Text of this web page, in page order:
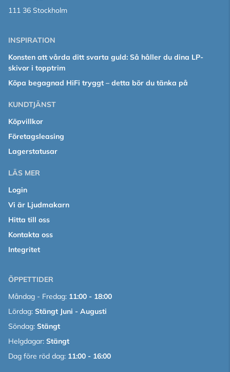
111 36 Stockholm
INSPIRATION
Konsten att vårda ditt svarta guld: Så håller du dina LP-
skivor i topptrim
Köpa begagnad HiFi tryggt – detta bör du tänka på
KUNDTJÄNST
Köpvillkor
Företagsleasing
Lagerstatusar
LÄS MER
Login
Vi är Ljudmakarn
Hitta till oss
Kontakta oss
Integritet
ÖPPETTIDER
Måndag - Fredag: 11:00 - 18:00
Lördag: Stängt Juni - Augusti
Söndag: Stängt
Helgdagar: Stängt
Dag före röd dag: 11:00 - 16:00